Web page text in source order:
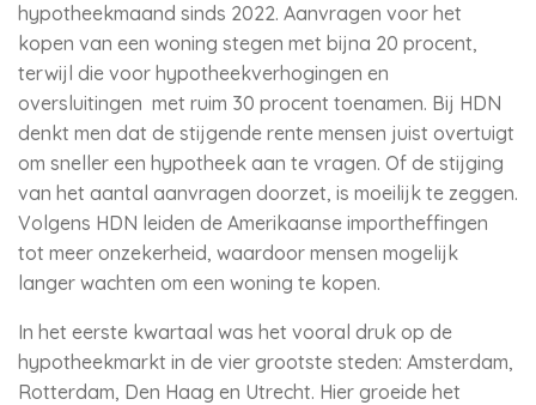
hypotheekmaand sinds 2022. Aanvragen voor het
kopen van een woning stegen met bijna 20 procent,
terwijl die voor hypotheekverhogingen en
oversluitingen met ruim 30 procent toenamen. Bij HDN
denkt men dat de stijgende rente mensen juist overtuigt
om sneller een hypotheek aan te vragen. Of de stijging
van het aantal aanvragen doorzet, is moeilijk te zeggen.
Volgens HDN leiden de Amerikaanse importheffingen
tot meer onzekerheid, waardoor mensen mogelijk
langer wachten om een woning te kopen.
In het eerste kwartaal was het vooral druk op de
hypotheekmarkt in de vier grootste steden: Amsterdam,
Rotterdam, Den Haag en Utrecht. Hier groeide het